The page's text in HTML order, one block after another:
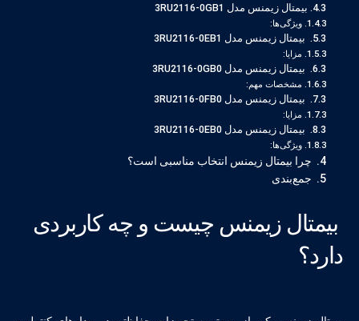
بیمتال زیمنس مدل 3RU2116-0GB1
ویژگی‌ها:
بیمتال زیمنس مدل 3RU2116-0EB1
مزایا:
بیمتال زیمنس مدل 3RU2116-0GB0
مشخصات مهم:
بیمتال زیمنس مدل 3RU2116-0FB0
مزایا:
بیمتال زیمنس مدل 3RU2116-0EB0
ویژگی‌ها:
چرا بیمتال زیمنس انتخاب مناسبی است؟
جمع‌بندی
بیمتال زیمنس چیست و چه کاربردی
دارد؟